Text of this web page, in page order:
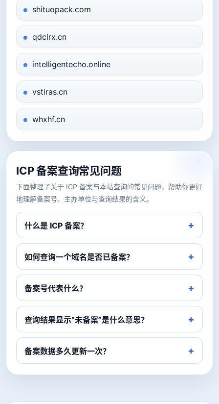
shituopack.com
qdclrx.cn
intelligentecho.online
vstiras.cn
whxhf.cn
ICP 备案查询常见问题
下面整理了关于 ICP 备案与本站查询的常见问题，帮助你更好
地理解备案号、主办单位与查询结果的含义。
什么是 ICP 备案？
如何查询一个域名是否已备案？
备案号代表什么？
查询结果显示“未备案”是什么意思？
备案数据多久更新一次？